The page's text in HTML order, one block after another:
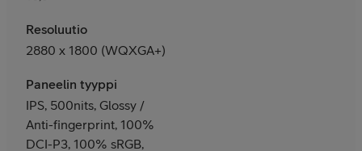
Resoluutio
2880 x 1800 (WQXGA+)
Paneelin tyyppi
IPS, 500nits, Glossy /
Anti-fingerprint, 100%
DCI-P3, 100% sRGB,